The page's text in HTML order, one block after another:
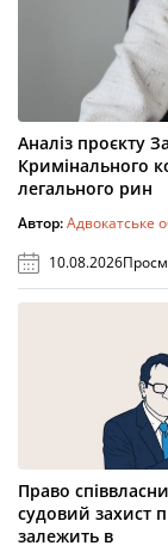
Аналіз проєкту
Кримінального
легального рин
Автор:Адвокатське
10.08.2026
Право
судовий захист
залежить в